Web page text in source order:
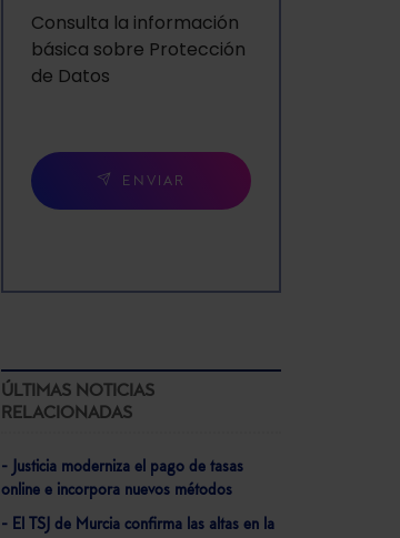
Consulta la información
básica sobre Protección
de Datos
ENVIAR
ÚLTIMAS NOTICIAS
RELACIONADAS
- Justicia moderniza el pago de tasas
online e incorpora nuevos métodos
- El TSJ de Murcia confirma las altas en la